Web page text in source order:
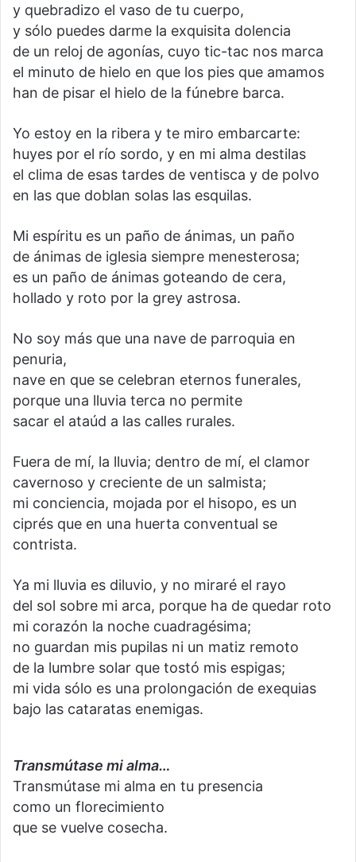
y quebradizo el vaso de tu cuerpo,
y sólo puedes darme la exquisita dolencia
de un reloj de agonías, cuyo tic-tac nos marca
el minuto de hielo en que los pies que amamos
han de pisar el hielo de la fúnebre barca.
Yo estoy en la ribera y te miro embarcarte:
huyes por el río sordo, y en mi alma destilas
el clima de esas tardes de ventisca y de polvo
en las que doblan solas las esquilas.
Mi espíritu es un paño de ánimas, un paño
de ánimas de iglesia siempre menesterosa;
es un paño de ánimas goteando de cera,
hollado y roto por la grey astrosa.
No soy más que una nave de parroquia en
penuria,
nave en que se celebran eternos funerales,
porque una lluvia terca no permite
sacar el ataúd a las calles rurales.
Fuera de mí, la lluvia; dentro de mí, el clamor
cavernoso y creciente de un salmista;
mi conciencia, mojada por el hisopo, es un
ciprés que en una huerta conventual se
contrista.
Ya mi lluvia es diluvio, y no miraré el rayo
del sol sobre mi arca, porque ha de quedar roto
mi corazón la noche cuadragésima;
no guardan mis pupilas ni un matiz remoto
de la lumbre solar que tostó mis espigas;
mi vida sólo es una prolongación de exequias
bajo las cataratas enemigas.
Transmútase mi alma…
Transmútase mi alma en tu presencia
como un florecimiento
que se vuelve cosecha.